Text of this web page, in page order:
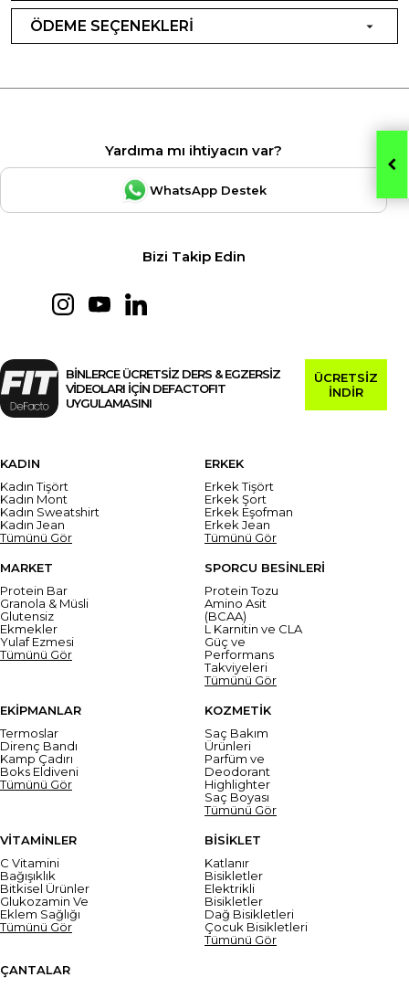
ÖDEME SEÇENEKLERİ
Yardıma mı ihtiyacın var?
WhatsApp Destek
Bizi Takip Edin
BİNLERCE ÜCRETSİZ DERS & EGZERSİZ
VİDEOLARI İÇİN DEFACTOFIT
UYGULAMASINI
ÜCRETSİZ
İNDİR
KADIN
Kadın Tişört
Kadın Mont
Kadın Sweatshirt
Kadın Jean
Tümünü Gör
ERKEK
Erkek Tişört
Erkek Şort
Erkek Eşofman
Erkek Jean
Tümünü Gör
MARKET
Protein Bar
Granola & Müsli
Glutensiz
Ekmekler
Yulaf Ezmesi
Tümünü Gör
SPORCU BESİNLERİ
Protein Tozu
Amino Asit
(BCAA)
L Karnitin ve CLA
Güç ve
Performans
Takviyeleri
Tümünü Gör
EKİPMANLAR
Termoslar
Direnç Bandı
Kamp Çadırı
Boks Eldiveni
Tümünü Gör
KOZMETİK
Saç Bakım
Ürünleri
Parfüm ve
Deodorant
Highlighter
Saç Boyası
Tümünü Gör
VİTAMİNLER
C Vitamini
Bağışıklık
Bitkisel Ürünler
Glukozamin Ve
Eklem Sağlığı
Tümünü Gör
BİSİKLET
Katlanır
Bisikletler
Elektrikli
Bisikletler
Dağ Bisikletleri
Çocuk Bisikletleri
Tümünü Gör
ÇANTALAR